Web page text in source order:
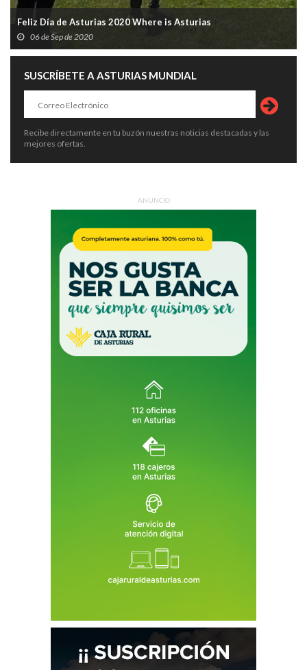
Feliz Día de Asturias 2020 Where is Asturias
06 de Sep de 2020
SUSCRÍBETE A ASTURIAS MUNDIAL
Recibe directamente en tu buzón nuestras noticias destacadas y las
mejores ofertas.
ANUNCIO